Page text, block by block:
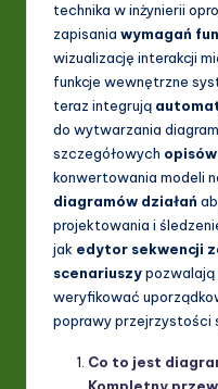
technika w inżynierii
zapisania wymagań
wizualizację interakcji
funkcje wewnętrzne
teraz integrują
do wytwarzania
szczegółowych
konwertowania modeli
diagramów działań
projektowania i
jak edytor sekwencji
scenariuszypozwalają
weryfikować
poprawy przejrzystości
Co to jest